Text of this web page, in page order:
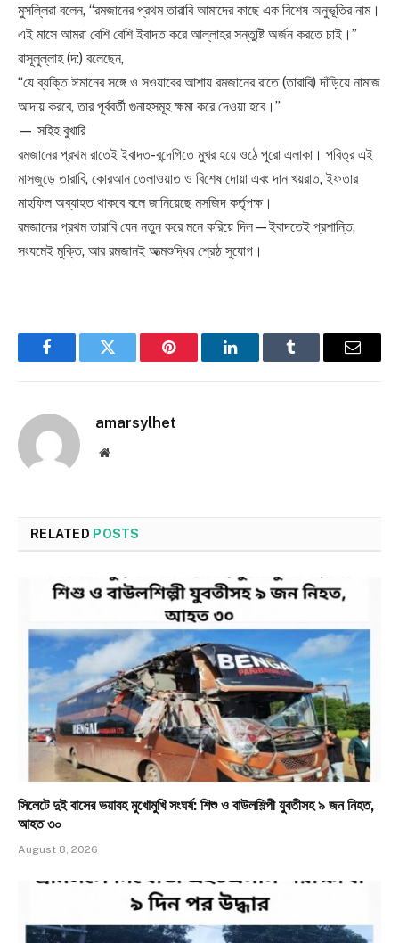
মুসল্লিরা বলেন, “রমজানের প্রথম তারাবি আমাদের কাছে এক বিশেষ অনুভূতির নাম।
এই মাসে আমরা বেশি বেশি ইবাদত করে আল্লাহর সন্তুষ্টি অর্জন করতে চাই।”
রাসূলুল্লাহ (দ:) বলেছেন,
“যে ব্যক্তি ঈমানের সঙ্গে ও সওয়াবের আশায় রমজানের রাতে (তারাবি) দাঁড়িয়ে নামাজ
আদায় করবে, তার পূর্ববর্তী গুনাহসমূহ ক্ষমা করে দেওয়া হবে।”
— সহিহ বুখারি
রমজানের প্রথম রাতেই ইবাদত-বন্দেগিতে মুখর হয়ে ওঠে পুরো এলাকা। পবিত্র এই
মাসজুড়ে তারাবি, কোরআন তেলাওয়াত ও বিশেষ দোয়া এবং দান খয়রাত, ইফতার
মাহফিল অব্যাহত থাকবে বলে জানিয়েছে মসজিদ কর্তৃপক্ষ।
রমজানের প্রথম তারাবি যেন নতুন করে মনে করিয়ে দিল—ইবাদতেই প্রশান্তি,
সংযমেই মুক্তি, আর রমজানই আত্মশুদ্ধির শ্রেষ্ঠ সুযোগ।
FacebookTwitter Pinterest LinkedInTumblr Email
amarsylhet
Website
RELATED POSTS
সিলেটে দুই বাসের ভয়াবহ মুখোমুখি সংঘর্ষ: শিশু ও বাউলশিল্পী যুবতীসহ ৯ জন নিহত,
আহত ৩০
August 8, 2026